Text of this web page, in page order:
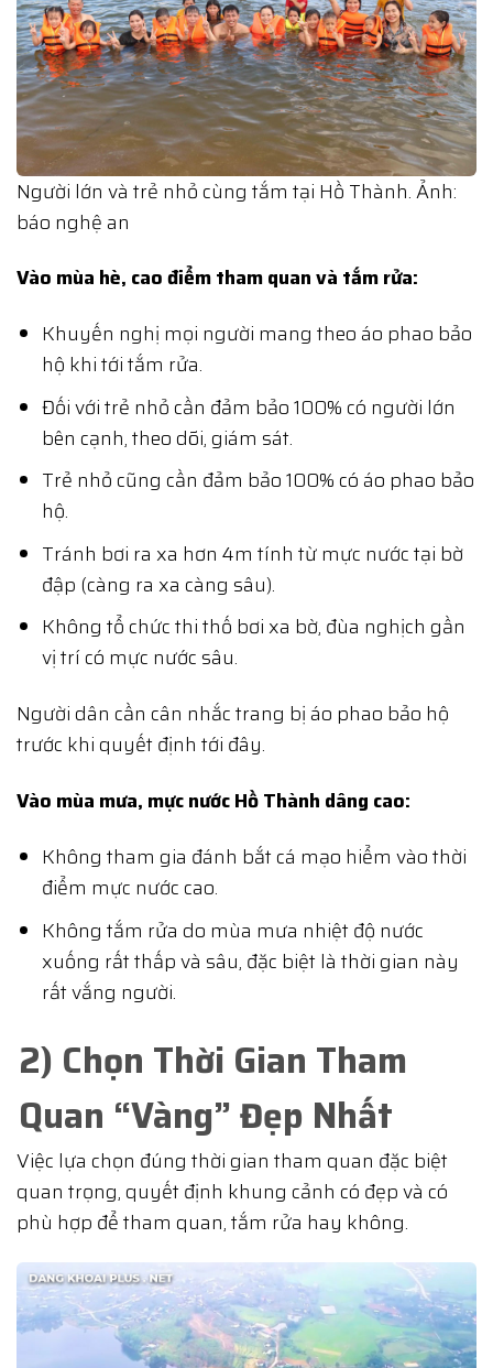
Người lớn và trẻ nhỏ cùng tắm tại Hồ Thành. Ảnh:
báo nghệ an
Vào mùa hè, cao điểm tham quan và tắm rửa:
Khuyến nghị mọi người mang theo áo phao bảo
hộ khi tới tắm rửa.
Đối với trẻ nhỏ cần đảm bảo 100% có người lớn
bên cạnh, theo dõi, giám sát.
Trẻ nhỏ cũng cần đảm bảo 100% có áo phao bảo
hộ.
Tránh bơi ra xa hơn 4m tính từ mực nước tại bờ
đập (càng ra xa càng sâu).
Không tổ chức thi thố bơi xa bờ, đùa nghịch gần
vị trí có mực nước sâu.
Người dân cần cân nhắc trang bị áo phao bảo hộ
trước khi quyết định tới đây.
Vào mùa mưa, mực nước Hồ Thành dâng cao:
Không tham gia đánh bắt cá mạo hiểm vào thời
điểm mực nước cao.
Không tắm rửa do mùa mưa nhiệt độ nước
xuống rất thấp và sâu, đặc biệt là thời gian này
rất vắng người.
2) Chọn Thời Gian Tham
Quan “Vàng” Đẹp Nhất
Việc lựa chọn đúng thời gian tham quan đặc biệt
quan trọng, quyết định khung cảnh có đẹp và có
phù hợp để tham quan, tắm rửa hay không.